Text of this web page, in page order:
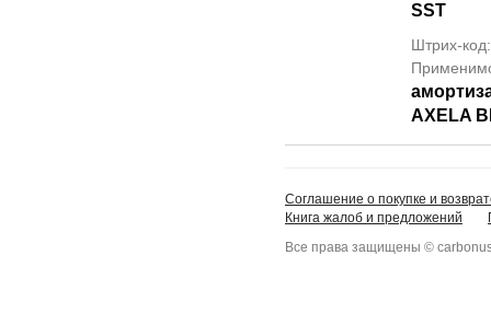
SST
Штрих-
AXELA
Соглашение о покупке и
Книга жалоб и предложений
Все права защищены ©